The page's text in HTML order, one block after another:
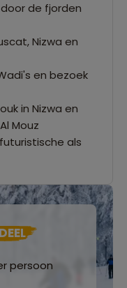
de fjorden
Nizwa en
en bezoek
in Nizwa en
Mouz
als
persoon